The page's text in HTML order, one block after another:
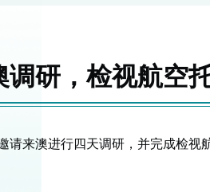
研，检视航空
请来澳进行四天调研，并完成检